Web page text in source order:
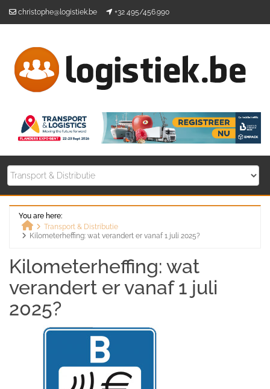
christophe@logistiek.be +32 495/456.990
You are here:
Home
Transport & Distributie
Kilometerheffing: wat verandert er vanaf 1 juli 2025?
Kilometerheffing: wat
verandert er vanaf 1 juli
2025?